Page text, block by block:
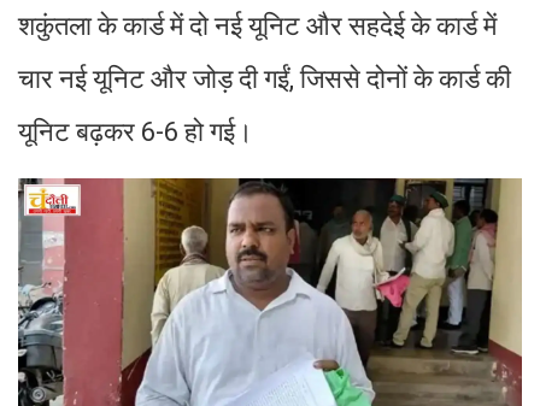
शकुंतला के कार्ड में दो नई यूनिट और सहदेई के कार्ड में
चार नई यूनिट और जोड़ दी गईं, जिससे दोनों के कार्ड की
यूनिट बढ़कर 6-6 हो गई।